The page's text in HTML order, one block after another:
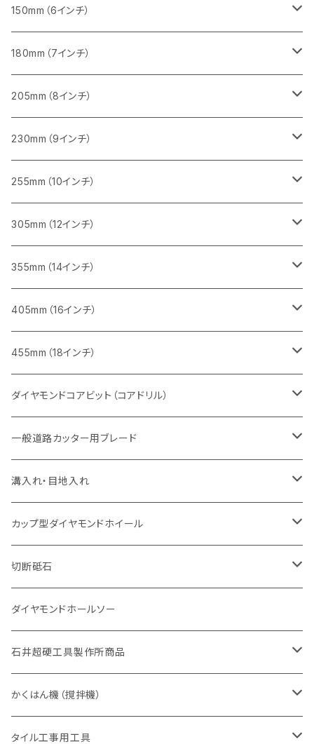
セグメント（特殊凸凹加工チップ）
セグメントタイプ
一般道路カッター用
355ｍｍ（14インチ）
一般道路カッター用
405mm（16インチ）
一般道路カッター用
455ｍｍ（18インチ）
一般道路カッター用
みかげ石（御影石）切断用
コンクリート切断用
ブロック切断用
レンガ切断用
インターロッキング切断用
鋳鉄管切断用
ヒューム管・U字溝切断用
タイル切断用
みかげ石（御影石）切断用
コンクリート切断用
ブロック切断用
レンガ切断用
インターロッキング切断用
鋳鉄管切断用
ヒューム管・U字溝切断用
FRP切断用
塩ビ管・キッチンパネル切断用
大理石
150mm（6インチ）
みかげ石（御影石）切断用
コンクリート切断用
ブロック切断用
レンガ切断用
インターロッキング切断用
鋳鉄管切断用
ヒューム管・U字溝切断用
180mm（7インチ）
みかげ石（御影石）切断用
コンクリート切断用
ブロック切断用
レンガ切断用
インターロッキング切断用
鋳鉄管切断用
ヒューム管・U字溝切断用
205mm（8インチ）
みかげ石（御影石）切断用
コンクリート切断用
ブロック切断用
レンガ切断用
インターロッキング切断用
鋳鉄管切断用
ヒューム管・U字溝切断用
230mm（9インチ）
みかげ石（御影石）切断用
コンクリート切断用
ブロック切断用
レンガ切断用
インターロッキング切断用
鋳鉄管切断用
ヒューム管・U字溝切断用
255mm（10インチ）
コンクリート切断用
一般道路カッター用
ブロック切断用
レンガ切断用
インターロッキング切断用
一般道路カッター用
ヒューム管・U字溝切断用
アスファルト切断用
一般道路カッター用
305mm（12インチ）
みかげ石（御影石）切断用
セグメント
セグメント（特殊凹凸加工チップ
鉄筋コンクリート切断用
セグメントタイプ
コンクリート切断用
セグメント
セグメント（特殊凸凹加工チップ
ブロック切断用
セグメント
セグメント（特殊凸凹加工チップ
レンガ切断用
セグメント
セグメント（特殊凸凹加工チップ
インターロッキング切断用
セグメントタイプ
一般道路カッター用
鋳鉄管切断用
セグメントタイプ
埋設鋳鉄管工事対応タイプ
ヒューム管・U字溝切断用
セグメント
セグメント（特殊凸凹加工チップ
アスファルト切断用
一般道路カッター用
355mm（14インチ）
みかげ石（御影石）切断用
セグメント
セグメント（特殊凸凹加工チップ
鉄筋コンクリート切断用
セグメントタイプ
コンクリート切断用
セグメント
セグメント（特殊凸凹加工チップ
ブロック切断用
セグメント
セグメント（特殊凸凹加工チップ
レンガ切断用
セグメント
セグメント（特殊凸凹加工チップ
インターロッキング切断用
セグメントタイプ
一般道路カッター用
鋳鉄管切断用
セグメントタイプ
埋設鋳鉄管工事対応タイプ
ヒューム管・U字溝切断用
セグメントタイプ
セグメント（特殊凸凹加工チップ
アスファルト切断用
一般道路カッター用
405mm（16インチ）
みかげ石（御影石）切断用
セグメントタイプ
コンクリート切断用
セグメントタイプ
一般道路カッター用
鉄筋コンクリート切断用
セグメントタイプ
インターロッキング切断用
セグメントタイプ
一般道路カッター用
鋳鉄管切断用
セグメントタイプ
埋設鋳鉄管工事対応タイプ
ヒューム管・U字溝切断用
セグメントタイプ
アスファルト切断用
一般道路カッター用
455mm（18インチ）
道路コンクリート切断用
道路アスファルト切断用
ダイヤモンドコアビット（コアドリル）
Aロット
有効長 250mm
有効長 370mm
Ｃロット
有効長 250mm
M27
有効長 250mm
一般道路カッター用ブレード
道路（アスファルト用）
255mm（10インチ）
305mm（12インチ）
道路（コンクリート舗装面）
255mm（10インチ）
305mm（12インチ）
道路（アス・コン兼用）
305mm（12インチ）
355mm（14インチ）
溝入れ・目地入れ
V型チップ
ストレート型チップ
U型チップ
カップ型ダイヤモンドホイール
100mm（4インチ）
125mm（5インチ）
切断砥石
金属用
305mm（12インチ）
355mm（14インチ）
非金属用
305mm（12インチ）
355mm（14インチ）
ダイヤモンドホールソー
石井超硬工具製作所商品
押し切り（タイル切断機）
本体
電動切断機
かくはん機（撹拌機）
本体
タイル工事用工具